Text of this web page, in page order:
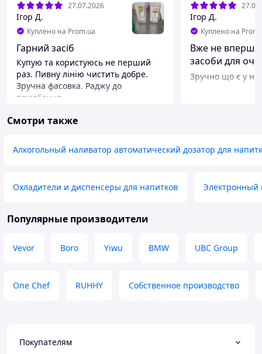
27.07.2026
Ігор Д.
Куплено на Prom.ua
Гарний засіб
Купую та користуюсь не перший
раз. Пивну лінію чистить добре.
Зручна фасовка. Раджу до
придбання.
Фасовка
Кислота трохи протекла.
Ігор Д.
Куплено на
Вже не вперше
засоби для
ліній.
Зручно що є у не
Смотри также
Алкогольный наливатор автоматический дозатор для
Охладители и диспенсеры для напитков Электронный
Популярные производители
Vevor Boro Yiwu BMW UBC Group
One Chef RUHHY Собственное производство
Покупателям